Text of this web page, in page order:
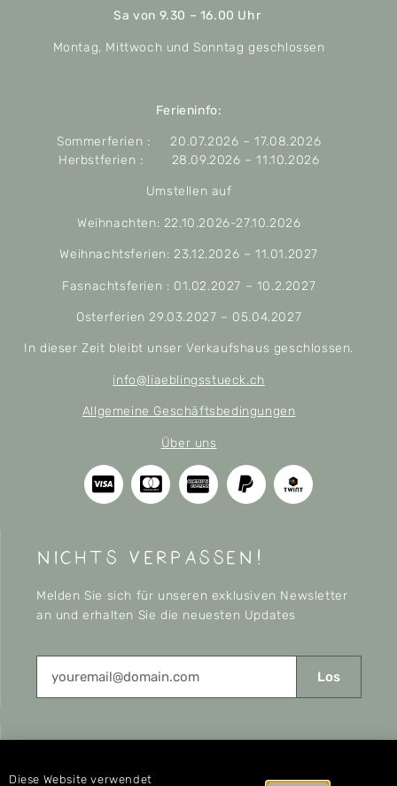
Sa von 9.30 – 16.00 Uhr
Montag, Mittwoch und Sonntag geschlossen
Ferieninfo:
Sommerferien : 20.07.2026 – 17.08.2026
Herbstferien : 28.09.2026 – 11.10.2026
Umstellen auf
Weihnachten: 22.10.2026-27.10.2026
Weihnachtsferien: 23.12.2026 – 11.01.2027
Fasnachtsferien : 01.02.2027 – 10.2.2027
Osterferien 29.03.2027 – 05.04.2027
In dieser Zeit bleibt unser Verkaufshaus geschlossen.
info@liaeblingsstueck.ch
Allgemeine Geschäftsbedingungen
Über uns
nichts verpassen!
Melden Sie sich für unseren exklusiven Newsletter
an und erhalten Sie die neuesten Updates
Los
CONNECT
Diese Website verwendet